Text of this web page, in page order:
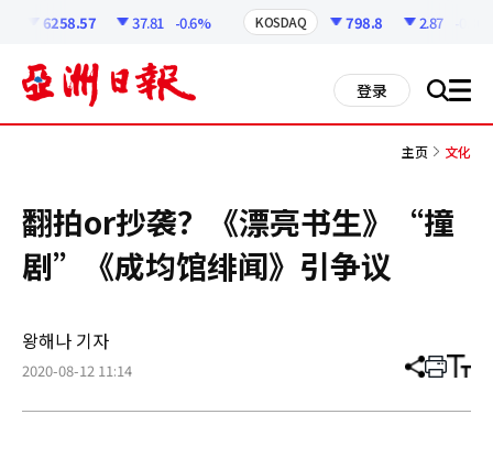
6258.57 37.81 -0.6% KOSDAQ 798.8 2.87 -0.36%
登录 搜 all
主页 文化
翻拍or抄袭？《漂亮书生》“撞
剧”《成均馆绯闻》引争议
왕해나 기자
2020-08-12 11:14 分
章
打 调
小